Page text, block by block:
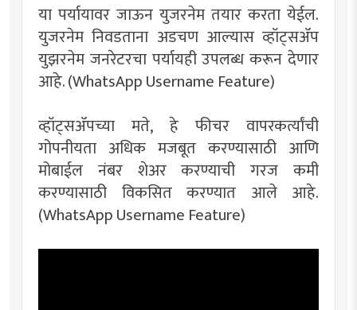
या पर्यायावर जाऊन युजरनेम तयार करता येईल.
युजरनेम निवडताना अडचण आल्यास व्हॉट्सॲप
युझरनेम जनरेटरचा पर्यायही उपलब्ध करून देणार
आहे. (WhatsApp Username Feature)
व्हॉट्सॲपच्या मते, हे फीचर वापरकर्त्यांची
गोपनीयता अधिक मजबूत करण्यासाठी आणि
मोबाईल नंबर शेअर करण्याची गरज कमी
करण्यासाठी विकसित करण्यात आले आहे.
(WhatsApp Username Feature)